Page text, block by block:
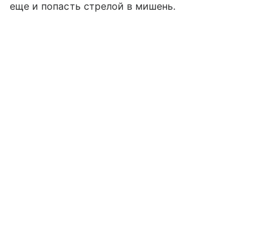
еще и попасть стрелой в мишень.